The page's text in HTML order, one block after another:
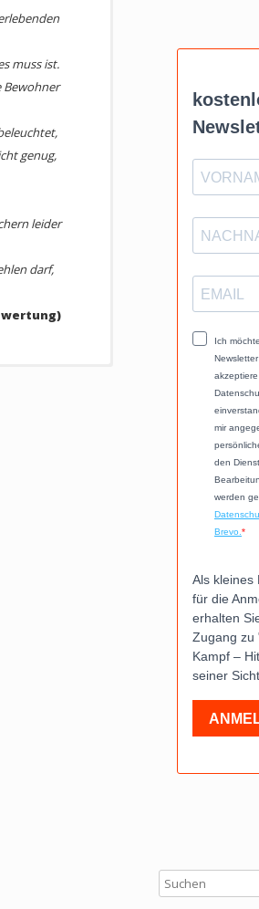
sollten. Nach
diesem
Programms,
und
den Band
nationaler
Stimme
muss ist.
Bewohner
genug,
leider
darf,